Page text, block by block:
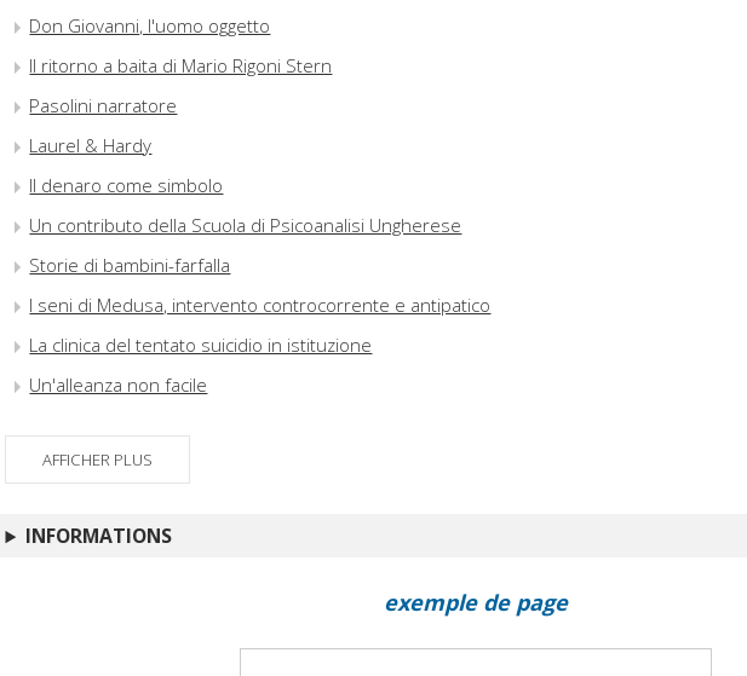
Don Giovanni, l'uomo oggetto
Il ritorno a baita di Mario Rigoni Stern
Pasolini narratore
Laurel & Hardy
Il denaro come simbolo
Un contributo della Scuola di Psicoanalisi Ungherese
Storie di bambini-farfalla
I seni di Medusa, intervento controcorrente e antipatico
La clinica del tentato suicidio in istituzione
Un'alleanza non facile
AFFICHER PLUS
INFORMATIONS
exemple de page